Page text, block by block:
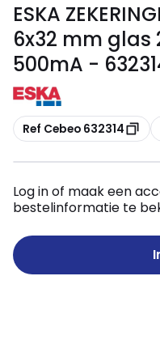
ESKA
6x32 mm glas
500mA -
Kopiëren
Ref Cebeo 632314
Log in of maak een
bestelinformatie te